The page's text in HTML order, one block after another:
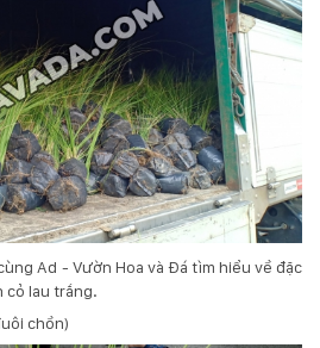
Ad - Vườn Hoa và Đá tìm hiểu về đặc
cỏ lau trắng.
chồn)